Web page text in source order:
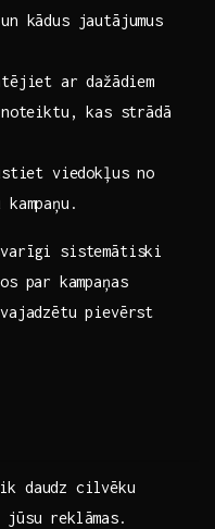
kādus jautājumus
⁣ar dažādiem​
kas strādā
viedokļus no
sistemātiski
kampaņas
pievērst
daudz ‌cilvēku⁤
jūsu reklāmas.